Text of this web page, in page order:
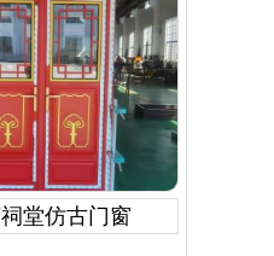
堂仿古门窗